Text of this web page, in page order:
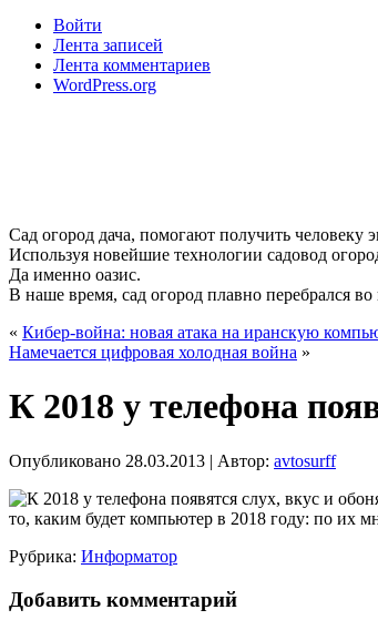
Войти
Лента записей
Лента комментариев
WordPress.org
Сад огород дача, помогают получить
Используя новейшие технологии садовод
Да именно оазис.
В наше время, сад огород плавно перебрался
« Кибер-война: новая атака на иранскую
Намечается цифровая холодная война »
К 2018 у телефона
Опубликовано 28.03.2013 | Автор: avtosurff
то, каким будет компьютер в 2018 году: по их
Рубрика: Информатор
Добавить комментарий